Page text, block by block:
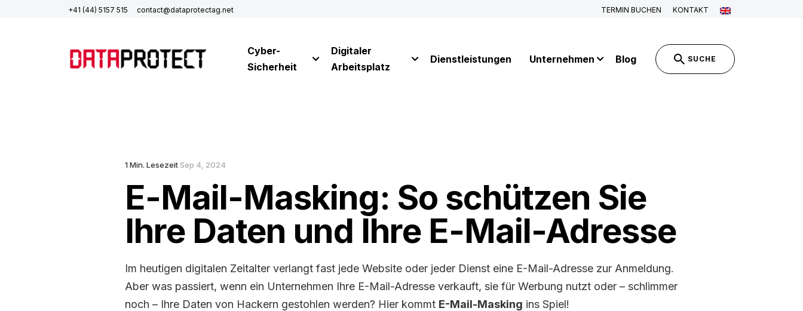
+41 (44) 5157 515 contact@dataprotectag.net TERMIN BUCHEN KONTAKT
Cyber-
Sicherheit
Digitaler
Arbeitsplatz
Dienstleistungen Unternehmen Blog SUCHE
1 Min. LesezeitSep 4, 2024
E-Mail-Masking: So schützen Sie
Ihre Daten und Ihre E-Mail-Adresse
Im heutigen digitalen Zeitalter verlangt fast jede Website oder jeder Dienst eine E-Mail-Adresse zur Anmeldung.
Aber was passiert, wenn ein Unternehmen Ihre E-Mail-Adresse verkauft, sie für Werbung nutzt oder – schlimmer
noch – Ihre Daten von Hackern gestohlen werden? Hier kommt E-Mail-Masking ins Spiel!